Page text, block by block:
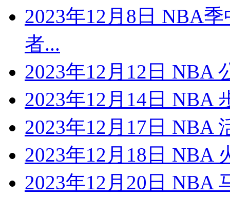
2023年12月8日 NBA
者...
2023年12月12日 NBA
2023年12月14日 NBA
2023年12月17日 NBA
2023年12月18日 NBA
2023年12月20日 NBA